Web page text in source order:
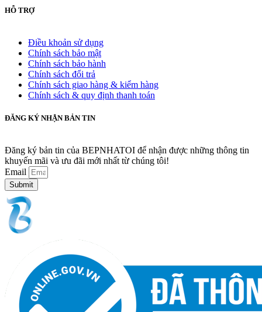
HỖ TRỢ
Điều khoản sử dụng
Chính sách bảo mật
Chính sách bảo hành
Chính sách đổi trả
Chính sách giao hàng & kiểm hàng
Chính sách & quy định thanh toán
ĐĂNG KÝ NHẬN BẢN TIN
Đăng ký bản tin của BEPNHATOI để nhận được những thông tin
khuyến mãi và ưu đãi mới nhất từ chúng tôi!
Email
Submit